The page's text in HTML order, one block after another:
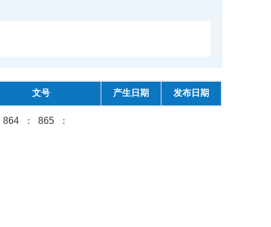
文号 产生日期 发布日期
864 : 865 :